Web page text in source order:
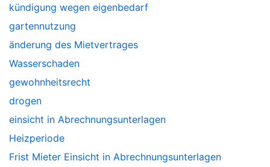
kündigung wegen eigenbedarf
gartennutzung
änderung des Mietvertrages
Wasserschaden
gewohnheitsrecht
drogen
einsicht in Abrechnungsunterlagen
Heizperiode
Frist Mieter Einsicht in Abrechnungsunterlagen